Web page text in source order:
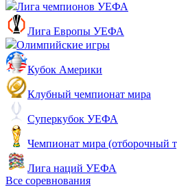
Лига чемпионов УЕФА
Лига Европы УЕФА
Олимпийские игры
Кубок Америки
Клубный чемпионат мира
Суперкубок УЕФА
Чемпионат мира (отборочный
Лига наций УЕФА
Все соревнования